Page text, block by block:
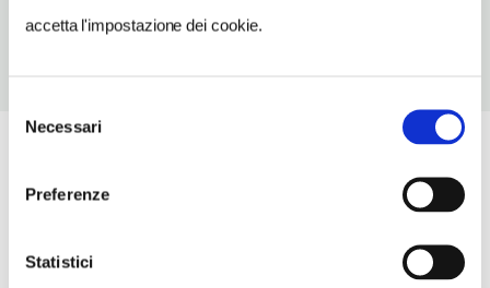
accetta l'impostazione dei cookie.
delNecessari
Preferenze
Statistici